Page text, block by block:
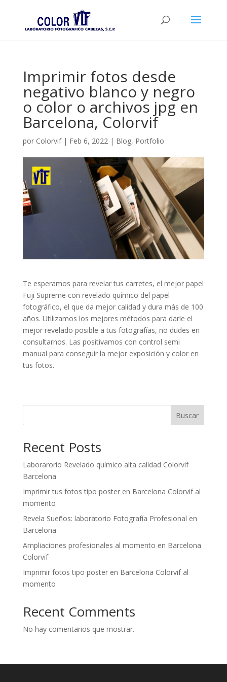
Imprimir fotos desde
negativo blanco y negro
o color o archivos jpg en
Barcelona, Colorvif
por Colorvif| Feb 6, 2022| Blog, Portfolio
Te esperamos para revelar tus carretes, el mejor papel
Fuji Supreme con revelado químico del papel
fotográfico, el que da mejor calidad y dura más de 100
años. Utilizamos los mejores métodos para darle el
mejor revelado posible a tus fotografías, no dudes en
consultarnos. Las positivamos con control semi
manual para conseguir la mejor exposición y color en
tus fotos.
Buscar
Recent Posts
Laborarorio Revelado químico alta calidad Colorvif
Barcelona
Imprimir tus fotos tipo poster en Barcelona Colorvif al
momento
Revela Sueños: laboratorio Fotografía Profesional en
Barcelona
Ampliaciones profesionales al momento en Barcelona
Colorvif
Imprimir fotos tipo poster en Barcelona Colorvif al
momento
Recent Comments
No hay comentarios que mostrar.